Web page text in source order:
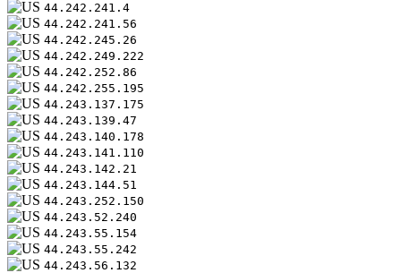
44.242.241.4
44.242.241.56
44.242.245.26
44.242.249.222
44.242.252.86
44.242.255.195
44.243.137.175
44.243.139.47
44.243.140.178
44.243.141.110
44.243.142.21
44.243.144.51
44.243.252.150
44.243.52.240
44.243.55.154
44.243.55.242
44.243.56.132